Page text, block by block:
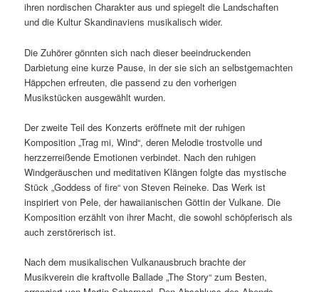
ihren nordischen Charakter aus und spiegelt die Landschaften
und die Kultur Skandinaviens musikalisch wider.
Die Zuhörer gönnten sich nach dieser beeindruckenden
Darbietung eine kurze Pause, in der sie sich an selbstgemachten
Häppchen erfreuten, die passend zu den vorherigen
Musikstücken ausgewählt wurden.
Der zweite Teil des Konzerts eröffnete mit der ruhigen
Komposition „Trag mi, Wind“, deren Melodie trostvolle und
herzzerreißende Emotionen verbindet. Nach den ruhigen
Windgeräuschen und meditativen Klängen folgte das mystische
Stück „Goddess of fire“ von Steven Reineke. Das Werk ist
inspiriert von Pele, der hawaiianischen Göttin der Vulkane. Die
Komposition erzählt von ihrer Macht, die sowohl schöpferisch als
auch zerstörerisch ist.
Nach dem musikalischen Vulkanausbruch brachte der
Musikverein die kraftvolle Ballade „The Story“ zum Besten,